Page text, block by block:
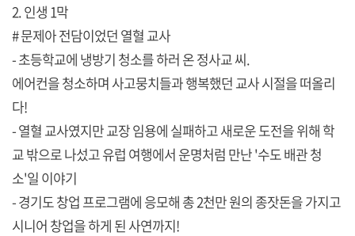
2. 인생 1막
# 문제아 전담이었던 열혈 교사
- 초등학교에 냉방기 청소를 하러 온 정사교 씨.
에어컨을 청소하며 사고뭉치들과 행복했던 교사 시절을 떠올리
다!
- 열혈 교사였지만 교장 임용에 실패하고 새로운 도전을 위해 학
교 밖으로 나섰고 유럽 여행에서 운명처럼 만난 '수도 배관 청
소'일 이야기
- 경기도 창업 프로그램에 응모해 총 2천만 원의 종잣돈을 가지고
시니어 창업을 하게 된 사연까지!